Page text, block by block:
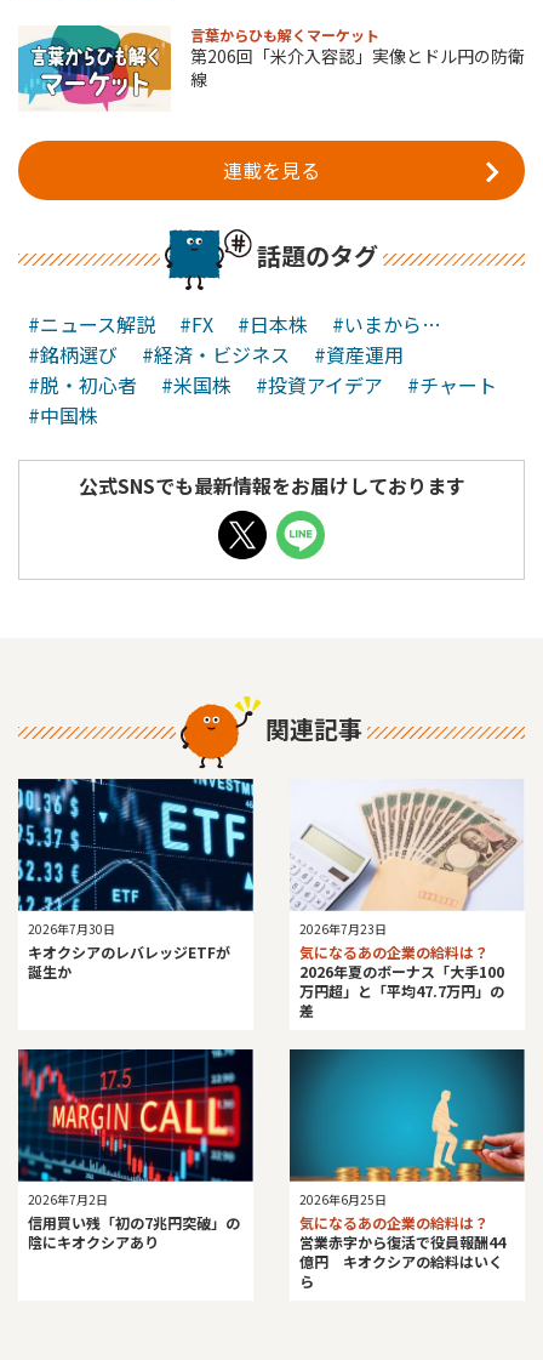
言葉からひも解くマーケット
第206回「米介入容認」実像とドル円の防衛
線
連載を見る
話題のタグ
#ニュース解説 #FX #日本株
#いまから…
#銘柄選び
#経済・ビジネス
#資産運用
#脱・初心者
#米国株 #投資アイデア
#チャート
#中国株
公式SNSでも最新情報をお届けしております
関連記事
2026年7月30日
キオクシアのレバレッジETFが
誕生か
2026年7月23日
気になるあの企業の給料は？
2026年夏のボーナス「大手100
万円超」と「平均47.7万円」の
差
2026年7月2日
信用買い残「初の7兆円突破」の
陰にキオクシアあり
2026年6月25日
気になるあの企業の給料は？
営業赤字から復活で役員報酬44
億円 キオクシアの給料はいく
ら